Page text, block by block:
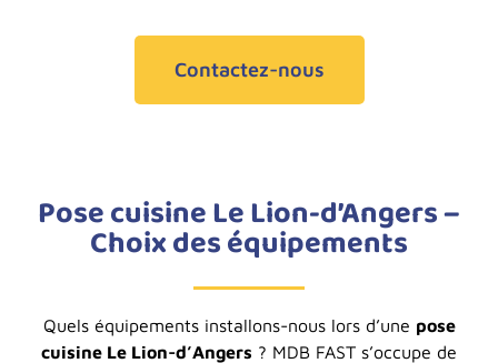
Contactez-nous
Pose cuisine Le Lion-d’Angers –
Choix des équipements
Quels équipements installons-nous lors d’une pose
cuisine Le Lion-d’Angers ? MDB FAST s’occupe de